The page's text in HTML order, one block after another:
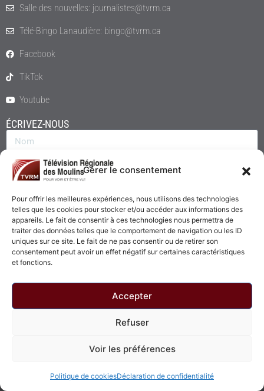
Gérer le consentement
Pour offrir les meilleures expériences, nous utilisons des technologies
telles que les cookies pour stocker et/ou accéder aux informations des
appareils. Le fait de consentir à ces technologies nous permettra de
traiter des données telles que le comportement de navigation ou les ID
uniques sur ce site. Le fait de ne pas consentir ou de retirer son
consentement peut avoir un effet négatif sur certaines caractéristiques
et fonctions.
Accepter
Refuser
Voir les préférences
Politique de cookiesDéclaration de confidentialité
Salle des nouvelles: journalistes@tvrm.ca
Télé-Bingo Lanaudière: bingo@tvrm.ca
Facebook
TikTok
Youtube
ÉCRIVEZ-NOUS
© 2026 - Télévision Régionale des Moulins. Tous droits réservés.